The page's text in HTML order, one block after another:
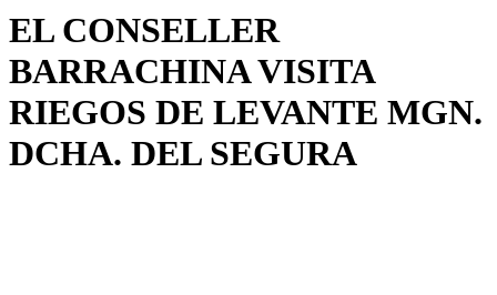
EL CONSELLER
BARRACHINA VISITA
RIEGOS DE LEVANTE MGN.
DCHA. DEL SEGURA